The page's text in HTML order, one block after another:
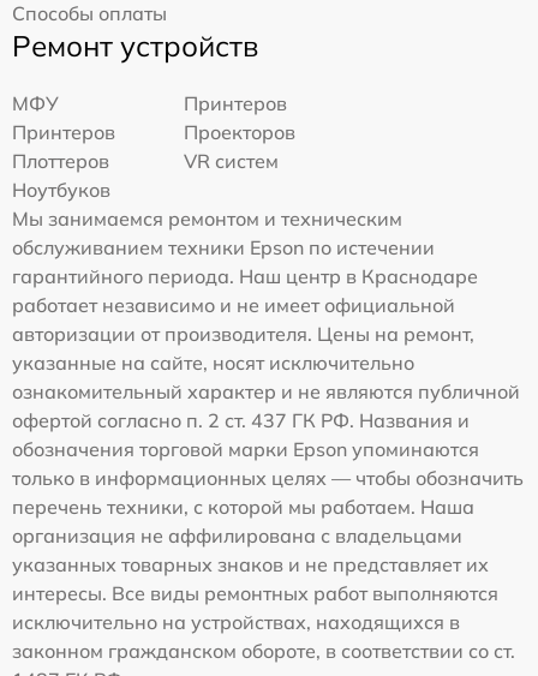
Способы оплаты
Ремонт устройств
МФУ
Принтеров
Принтеров
Проекторов
Плоттеров
VR систем
Ноутбуков
Мы занимаемся ремонтом и техническим
обслуживанием техники Epson по истечении
гарантийного периода. Наш центр в Краснодаре
работает независимо и не имеет официальной
авторизации от производителя. Цены на ремонт,
указанные на сайте, носят исключительно
ознакомительный характер и не являются публичной
офертой согласно п. 2 ст. 437 ГК РФ. Названия и
обозначения торговой марки Epson упоминаются
только в информационных целях — чтобы обозначить
перечень техники, с которой мы работаем. Наша
организация не аффилирована с владельцами
указанных товарных знаков и не представляет их
интересы. Все виды ремонтных работ выполняются
исключительно на устройствах, находящихся в
законном гражданском обороте, в соответствии со ст.